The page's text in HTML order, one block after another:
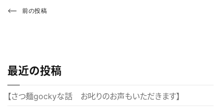
投
ゲ
ー
Previous
前の投稿
最近の投稿
【さつ麺gockyな話 お叱りのお声もいただきます】